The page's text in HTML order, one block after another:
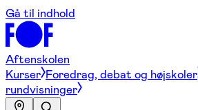
Gå til indhold
Aftenskolen
Kurser Foredrag, debat og højskoler
rundvisninger